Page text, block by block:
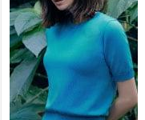
Үндэсний
эхэллээ
2026
Үер усны аюулаас
байдлын газрын 162 алба
байна